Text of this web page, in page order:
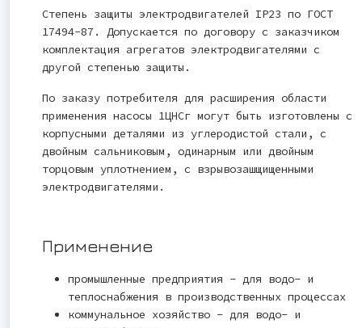
Степень защиты электродвигателей IP23 по ГОСТ
17494-87. Допускается по договору с заказчиком
комплектация агрегатов электродвигателями с
другой степенью защиты.
По заказу потребителя для расширения области
применения насосы 1ЦНСг могут быть изготовлены с
корпусными деталями из углеродистой стали, с
двойным сальниковым, одинарным или двойным
торцовым уплотнением, с взрывозашщищенными
электродвигателями.
Применение
промышленные предприятия - для водо- и
теплоснабжения в производственных процессах
коммунальное хозяйство - для водо- и